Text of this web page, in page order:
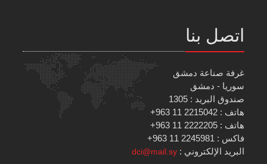
اتصل بنا
غرفة صناعة دمشق
سوريا - دمشق
صندوق البريد : 1305
هاتف : 2215042 11 963+
هاتف : 2222205 11 963+
فاكس : 2245981 11 963+
البريد الإلكتروني :dci@mail.sy